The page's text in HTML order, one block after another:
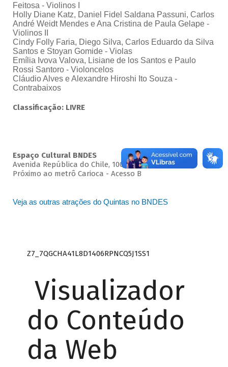
Feitosa - Violinos I
Holly Diane Katz, Daniel Fidel Saldana Passuni, Carlos
André Weidt Mendes e Ana Cristina de Paula Gelape -
Violinos II
Cindy Folly Faria, Diego Silva, Carlos Eduardo da Silva
Santos e Stoyan Gomide - Violas
Emília Ivova Valova, Lisiane de los Santos e Paulo
Rossi Santoro - Violoncelos
Cláudio Alves e Alexandre Hiroshi Ito Souza -
Contrabaixos
Classificação: LIVRE
Espaço Cultural BNDES
Avenida República do Chile, 100 - Centro
Próximo ao metrô Carioca - Acesso B
Veja as outras atrações do Quintas no BNDES
Z7_7QGCHA41L8D1406RPNCQ5J1SS1
Visualizador
do Conteúdo
da Web